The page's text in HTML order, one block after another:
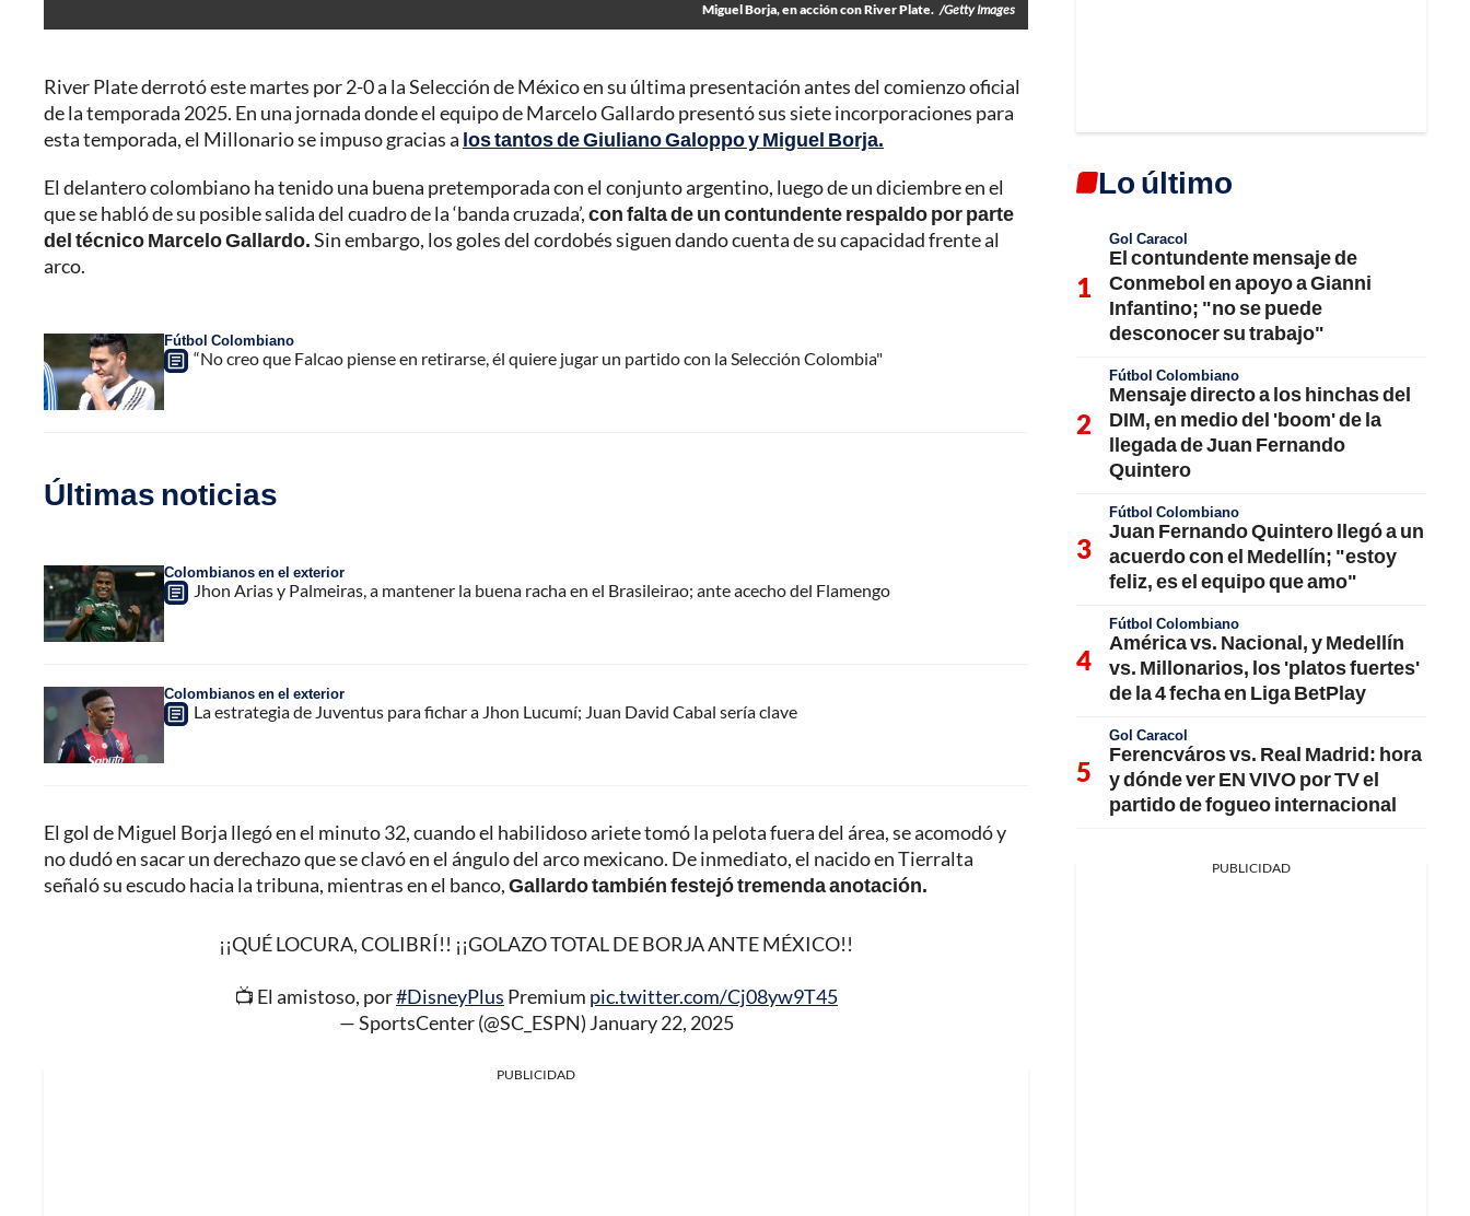
Miguel Borja, en acción con River Plate. /Getty Images
River Plate derrotó este martes por 2-0 a la Selección de México en su última presentación antes del comienzo oficial
de la temporada 2025. En una jornada donde el equipo de Marcelo Gallardo presentó sus siete incorporaciones para
esta temporada, el Millonario se impuso gracias a los tantos de Giuliano Galoppo y Miguel Borja.
El delantero colombiano ha tenido una buena pretemporada con el conjunto argentino, luego de un diciembre en el
que se habló de su posible salida del cuadro de la ‘banda cruzada’,con falta de un contundente respaldo por parte
del técnico Marcelo Gallardo.Sin embargo, los goles del cordobés siguen dando cuenta de su capacidad frente al
arco.
Fútbol Colombiano
“No creo que Falcao piense en retirarse, él quiere jugar un partido con la Selección Colombia"
Últimas noticias
Colombianos en el exterior
Jhon Arias y Palmeiras, a mantener la buena racha en el Brasileirao; ante acecho del Flamengo
Colombianos en el exterior
La estrategia de Juventus para fichar a Jhon Lucumí; Juan David Cabal sería clave
El gol de Miguel Borja llegó en el minuto 32, cuando el habilidoso ariete tomó la pelota fuera del área, se acomodó y
no dudó en sacar un derechazo que se clavó en el ángulo del arco mexicano. De inmediato, el nacido en Tierralta
señaló su escudo hacia la tribuna, mientras en el banco,Gallardo también festejó tremenda anotación.
¡¡QUÉ LOCURA, COLIBRÍ!! ¡¡GOLAZO TOTAL DE BORJA ANTE MÉXICO!!
📺 El amistoso, por#DisneyPlus Premium pic.twitter.com/Cj08yw9T45
— SportsCenter (@SC_ESPN) January 22, 2025
PUBLICIDAD
Lo último
Gol Caracol
El contundente mensaje de
Conmebol en apoyo a Gianni
Infantino; "no se puede
desconocer su trabajo"
Fútbol Colombiano
Mensaje directo a los hinchas del
DIM, en medio del 'boom' de la
llegada de Juan Fernando
Quintero
Fútbol Colombiano
Juan Fernando Quintero llegó a un
acuerdo con el Medellín; "estoy
feliz, es el equipo que amo"
Fútbol Colombiano
América vs. Nacional, y Medellín
vs. Millonarios, los 'platos fuertes'
de la 4 fecha en Liga BetPlay
Gol Caracol
Ferencváros vs. Real Madrid: hora
y dónde ver EN VIVO por TV el
partido de fogueo internacional
PUBLICIDAD